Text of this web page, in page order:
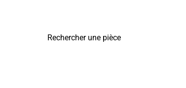
Rechercher une pièce